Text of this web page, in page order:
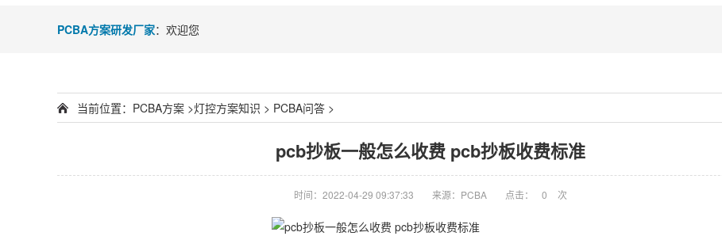
PCBA方案研发厂家：欢迎您
当前位置： PCBA方案 >灯控方案知识 > PCBA问答 >
pcb抄板一般怎么收费 pcb抄板收费标准
时间：2022-04-29 09:37:33 来源：PCBA 点击： 0 次